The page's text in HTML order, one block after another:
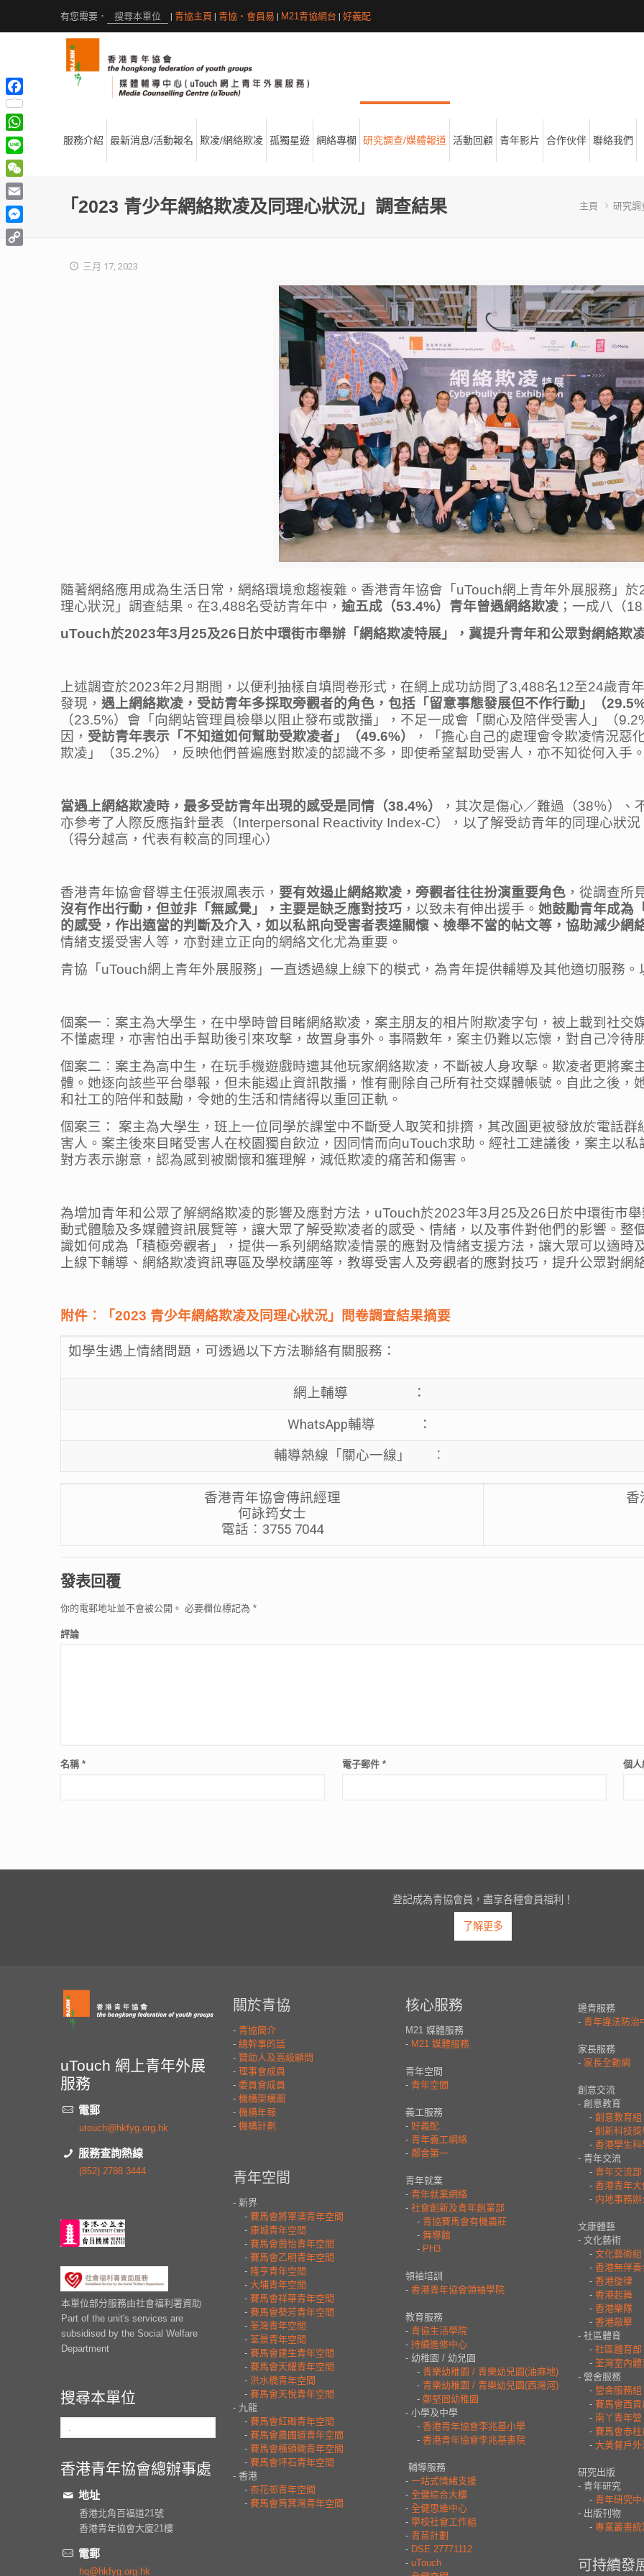
| 青協主頁 | 青協・會員易 | M21青協網台 | 好義配
服務介紹 最新消息/活動報名 欺凌/網絡欺凌 孤獨星遊 網絡專欄 研究調查/媒體報道 活動回顧 青年影片 合作伙伴 聯絡我們
「2023 青少年網絡欺凌及同理心狀況」調查結果 主頁 研究調
三月 17, 2023
隨著網絡應用成為生活日常，網絡環境愈趨複雜。香港青年協會「uTouch網上青年外展服務」
理心狀況」調查結果。在3,488名受訪青年中， 逾五成（53.4%）青年曾遇網絡欺凌 ；一成八（
uTouch於2023年3月25及26日於中環街市舉辦「網絡欺凌特展」，冀提升青年和公眾對網絡欺
上述調查於2023年2月期間，以便利抽樣自填問卷形式，在網上成功訪問了3,488名12至24歲青
發現， 遇上網絡欺凌，受訪青年多採取旁觀者的角色，包括「留意事態發展但不作行動」（
（23.5%）會「向網站管理員檢舉以阻止發布或散播」，不足一成會「關心及陪伴受害人」（
因， 受訪青年表示「不知道如何幫助受欺凌者」（49.6%）
，「擔心自己的處理會令欺凌情況惡
欺凌」（35.2%），反映他們普遍應對欺凌的認識不多，即使希望幫助受害人，亦不知從何入手
當遇上網絡欺凌時，最多受訪青年出現的感受是同情（38.4%）
，其次是傷心／難過（38％）
亦參考了人際反應指針量表（Interpersonal Reactivity Index-C），以了解受訪青年的同理心狀
（得分越高，代表有較高的同理心）
香港青年協會督導主任張淑鳳表示， 要有效遏止網絡欺凌，旁觀者往往扮演重要角色 ，從調查所
沒有作出行動，但並非「無感覺」，主要是缺乏應對技巧 ，以致未有伸出援手。 她鼓勵青年成為
的感受，作出適當的判斷及介入，如以私訊向受害者表達關懷、檢舉不當的帖文等，協助減少網
情緒支援受害人等，亦對建立正向的網絡文化尤為重要。
青協「uTouch網上青年外展服務」一直透過線上線下的模式，為青年提供輔導及其他適切服務
個案一︰ 案主為大學生，在中學時曾目睹網絡欺凌，案主朋友的相片附欺凌字句，被上載到社交
不懂處理，亦害怕出手幫助後引來攻擊，故置身事外。事隔數年，案主仍難以忘懷，對自己冷待
個案二︰ 案主為高中生，在玩手機遊戲時遭其他玩家網絡欺凌，不斷被人身攻擊。欺凌者更將案
體。她逐向該些平台舉報，但未能遏止資訊散播，惟有刪除自己所有社交媒體帳號。自此之後，
和社工的陪伴和鼓勵，令她的生活和情緒得以重回正軌。
個案三：
案主為大學生，班上一位同學於課堂中不斷受人取笑和排擠，其改圖更被發放於電話
害人。案主後來目睹受害人在校園獨自飲泣，因同情而向uTouch求助。經社工建議後，案主以
對方表示謝意，認為感到被關懷和獲理解，減低欺凌的痛苦和傷害。
為增加青年和公眾了解網絡欺凌的影響及應對方法，uTouch於2023年3月25及26日於中環街市
動式體驗及多媒體資訊展覽等，讓大眾了解受欺凌者的感受、情緒，以及事件對他們的影響。整
識如何成為「積極旁觀者」，提供一系列網絡欺凌情景的應對及情緒支援方法，讓大眾可以適時
上線下輔導、網絡欺凌資訊專區及學校講座等，教導受害人及旁觀者的應對技巧，提升公眾對網
附件︰「2023 青少年網絡欺凌及同理心狀況」問卷調查結果摘要
如學生遇上情緒問題，可透過以下方法聯絡有關服務：
網上輔導 ：
WhatsApp輔導 ：
輔導熱線「關心一線」 ︰
香港青年協會傳訊經理
何詠筠女士
電話︰3755 7044
香
發表回覆
你的電郵地址並不會被公開。 必要欄位標記為 *
評論
名稱 * 電子郵件 * 個人
登記成為青協會員，盡享各種會員福利！
了解更多
uTouch 網上青年外展
服務
電郵
utouch@hkfyg.org.hk
服務查詢熱線
(852) 2788 3444
本單位部分服務由社會福利署資助
Part of the unit's services are
subsidised by the Social Welfare
Department
搜尋本單位
香港青年協會總辦事處
地址
香港北角百福道21號
香港青年協會大廈21樓
電郵
hq@hkfyg.org.hk
Facebook
WhatsApp
Line
WeChat
Email
Messenger